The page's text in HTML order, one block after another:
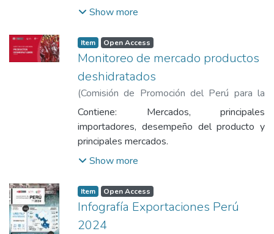
Show more
Item Open Access
Monitoreo de mercado productos
deshidratados
(Comisión de Promoción del Perú para la
Exportación y el Turismo
,2025-01)
Comisión de Promoción del Perú para la
Exportación y el Turismo
Contiene: Mercados, principales
importadores, desempeño del producto y
principales mercados.
Show more
Item Open Access
Infografía Exportaciones Perú
2024